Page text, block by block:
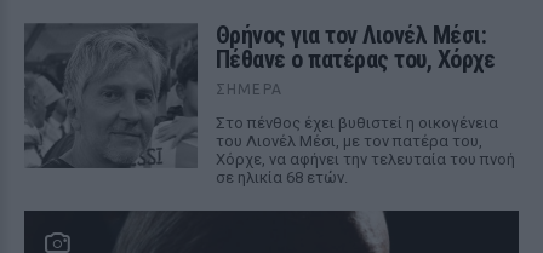
Θρήνος για τον Λιονέλ Μέσι:
Πέθανε ο πατέρας του, Χόρχε
ΣΉΜΕΡΑ
Στο πένθος έχει βυθιστεί η οικογένεια
του Λιονέλ Μέσι, με τον πατέρα του,
Χόρχε, να αφήνει την τελευταία του πνοή
σε ηλικία 68 ετών.